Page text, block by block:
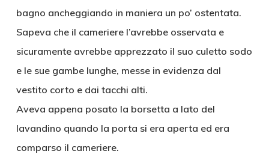
bagno ancheggiando in maniera un po’ ostentata.
Sapeva che il cameriere l’avrebbe osservata e
sicuramente avrebbe apprezzato il suo culetto sodo
e le sue gambe lunghe, messe in evidenza dal
vestito corto e dai tacchi alti.
Aveva appena posato la borsetta a lato del
lavandino quando la porta si era aperta ed era
comparso il cameriere.